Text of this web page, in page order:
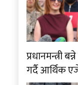
प्रधानमन्त्री
गर्दै आर्थिक